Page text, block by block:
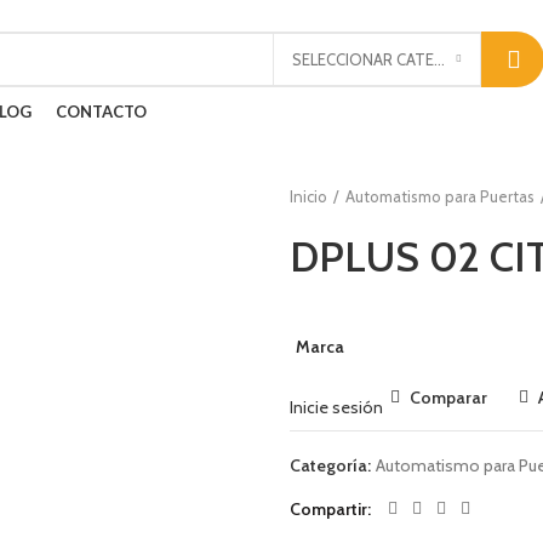
CONTACTO
Inicio
Automatismo para Puertas
DPLUS 02
Marca
Inicie sesión Comparar
Categoría: Automatismo para
Compartir